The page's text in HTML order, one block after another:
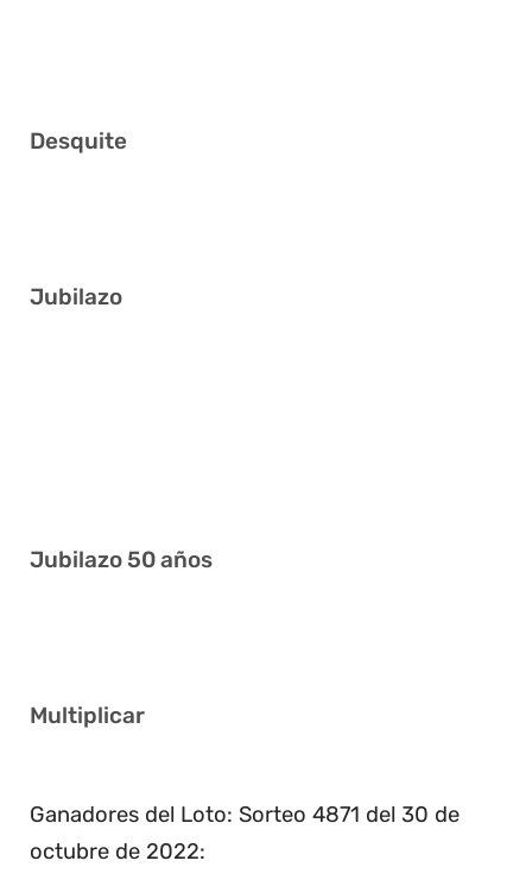
Desquite
Jubilazo
Jubilazo 50 años
Multiplicar
Ganadores del Loto: Sorteo 4871 del 30 de
octubre de 2022: